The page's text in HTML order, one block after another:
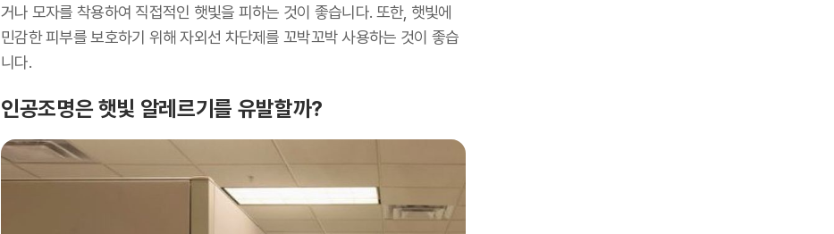
거나 모자를 착용하여 직접적인 햇빛을 피하는 것이 좋습니다. 또한, 햇빛에
민감한 피부를 보호하기 위해 자외선 차단제를 꼬박꼬박 사용하는 것이 좋습
니다.
인공조명은 햇빛 알레르기를 유발할까?